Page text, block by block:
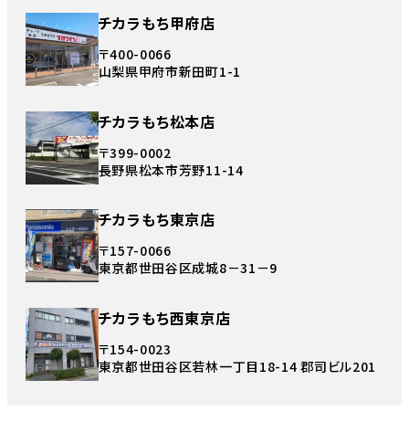
チカラもち甲府店
〒400-0066
山梨県甲府市新田町1-1
チカラもち松本店
〒399-0002
長野県松本市芳野11-14
チカラもち東京店
〒157-0066
東京都世田谷区成城8－31－9
チカラもち西東京店
〒154-0023
東京都世田谷区若林一丁目18-14 郡司ビル201